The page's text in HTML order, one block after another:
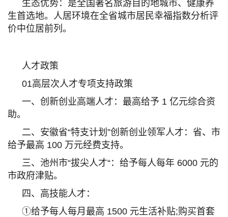
生态优势：是全国著名旅游目的地城市、健康养
生首选地。人居环境在全省城市居民幸福指数分析评
价中位居前列。
人才政策
01高层次人才专项支持政策
一、创新创业高端人才：最高给予 1 亿元综合资
助。
二、安徽省“特支计划”创新创业领军人才：省、市
给予最高 100 万元经费支持。
三、池州市“拔尖人才“：给予每人每年 6000 元的
市政府津贴。
四、高技能人才：
①给予每人每月最高 1500 元生活补贴;购买首套